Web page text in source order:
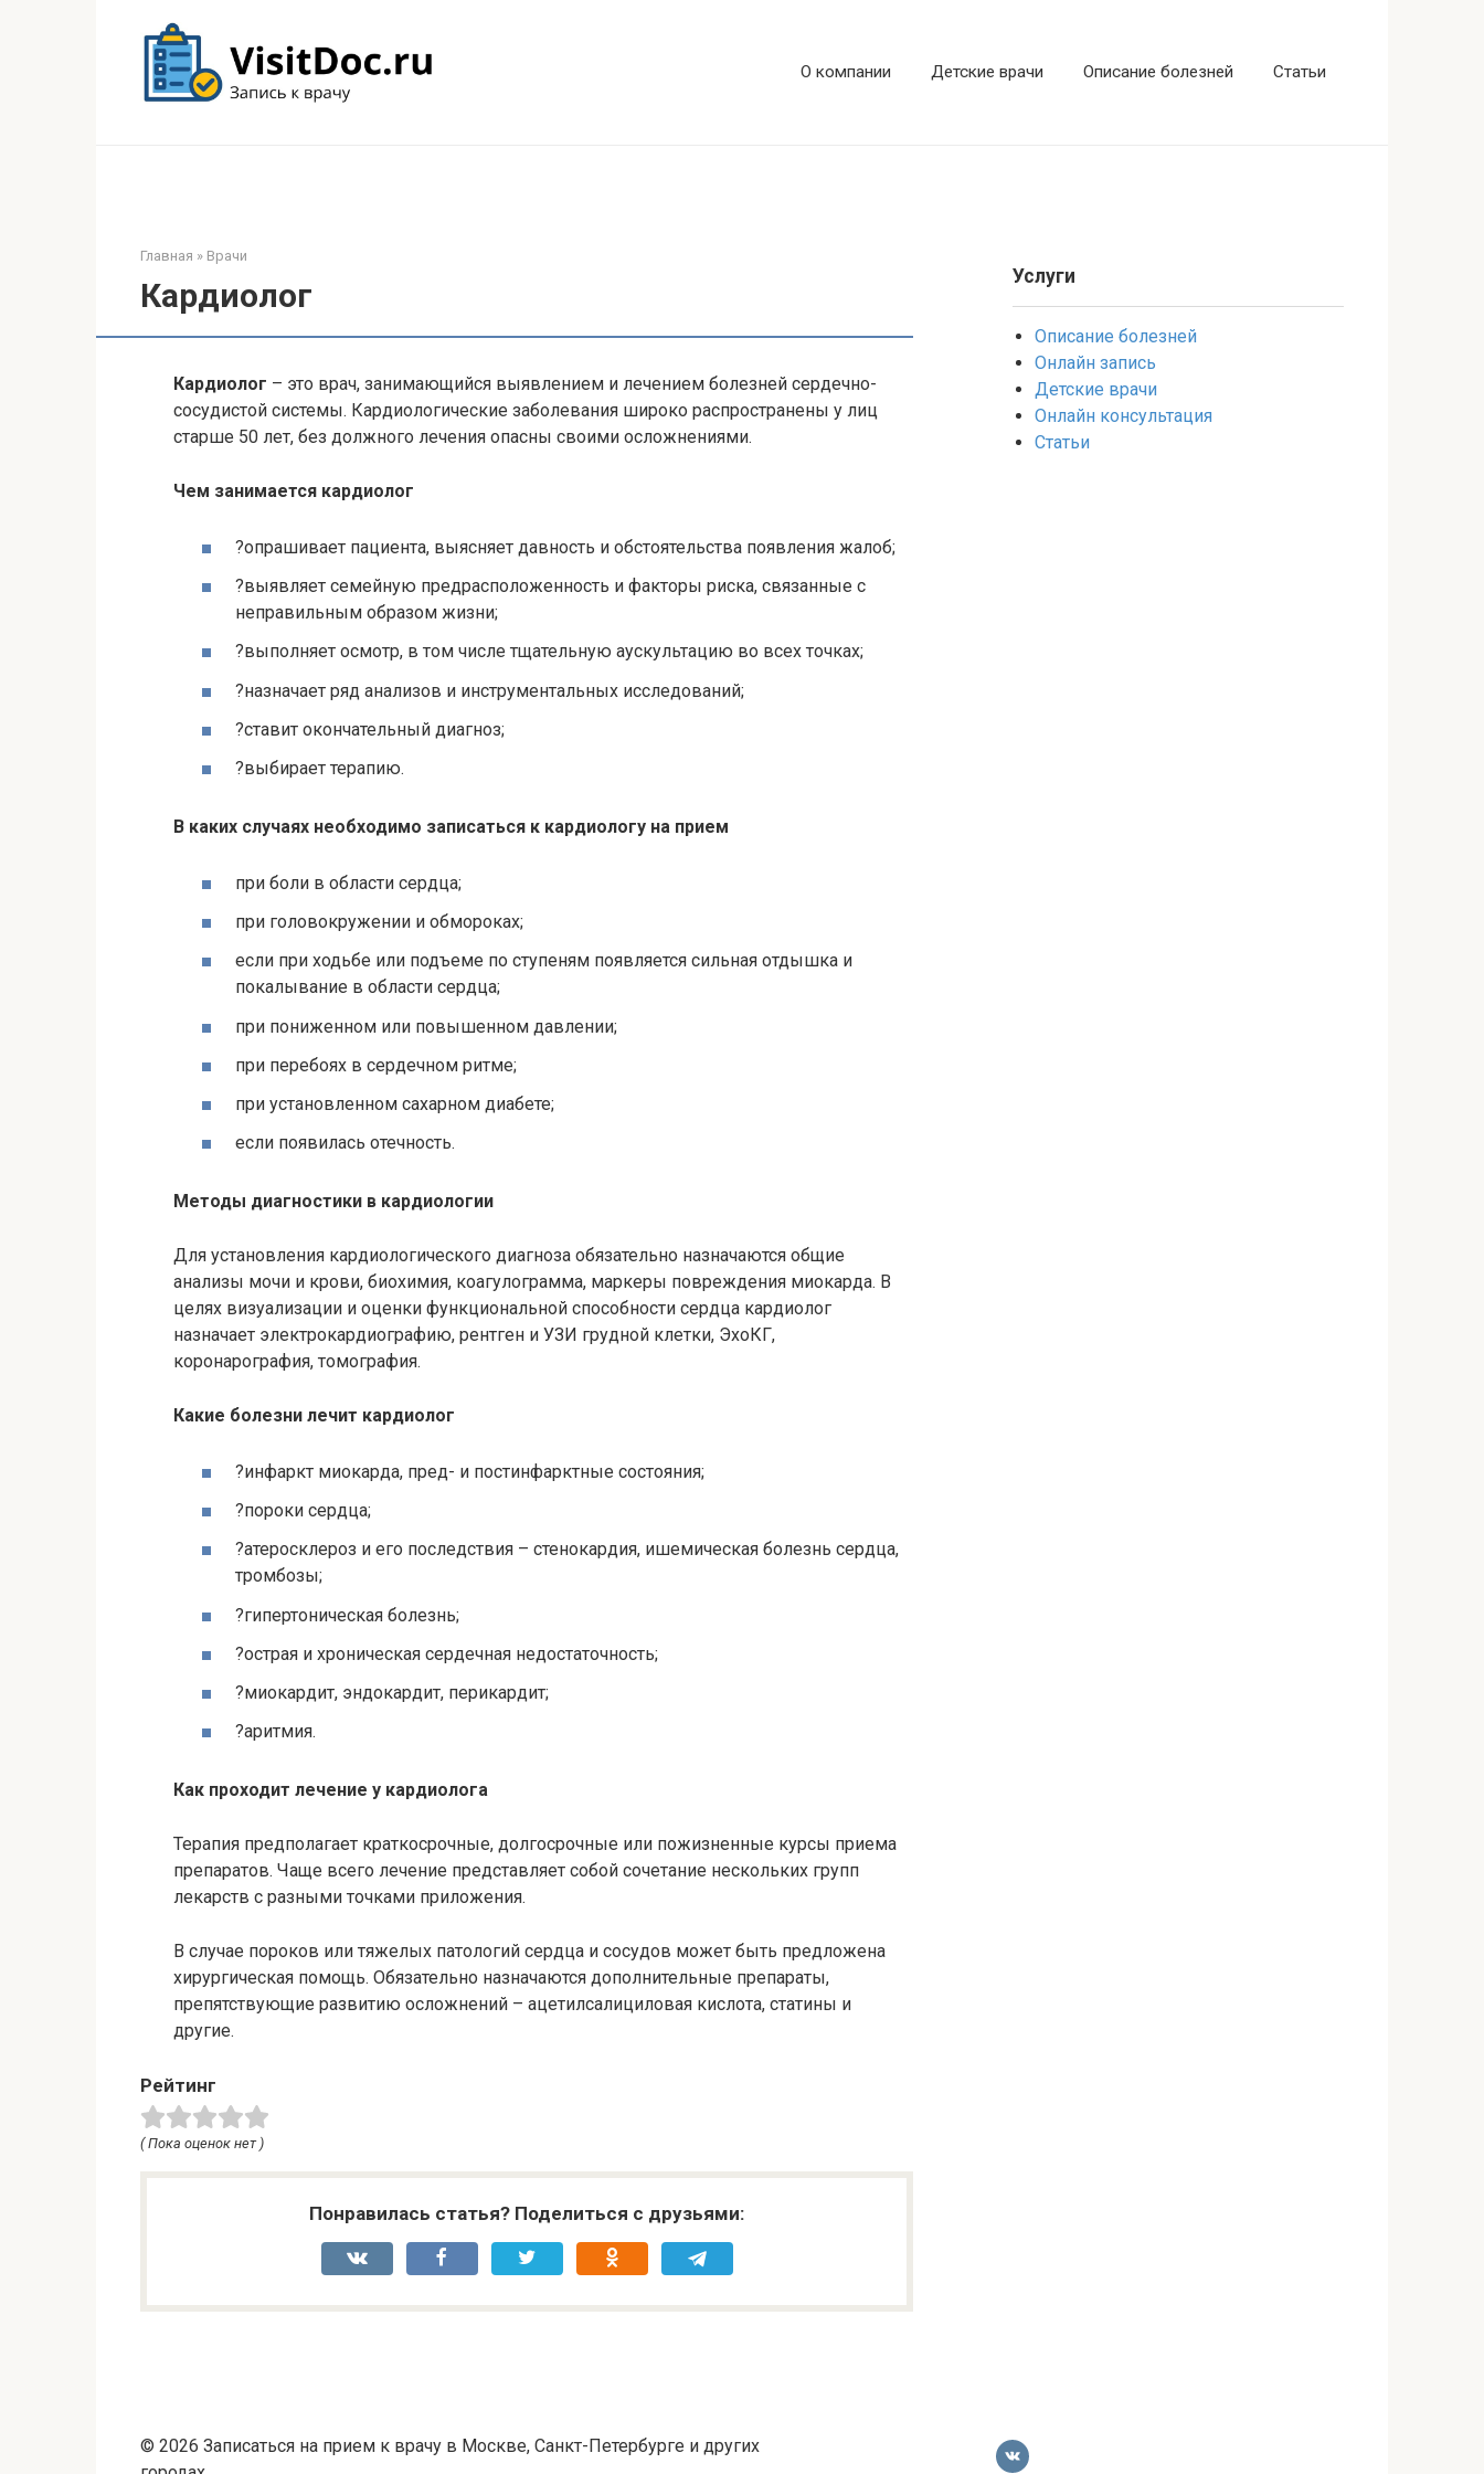
О компании Детские врачи Описание болезней Статьи
Главная » Врачи
Кардиолог
Кардиолог – это врач, занимающийся выявлением и лечением болезней сердечно-
сосудистой системы. Кардиологические заболевания широко распространены у лиц
старше 50 лет, без должного лечения опасны своими осложнениями.
Чем занимается кардиолог
?опрашивает пациента, выясняет давность и обстоятельства появления жалоб;
?выявляет семейную предрасположенность и факторы риска, связанные с
неправильным образом жизни;
?выполняет осмотр, в том числе тщательную аускультацию во всех точках;
?назначает ряд анализов и инструментальных исследований;
?ставит окончательный диагноз;
?выбирает терапию.
В каких случаях необходимо записаться к кардиологу на прием
при боли в области сердца;
при головокружении и обмороках;
если при ходьбе или подъеме по ступеням появляется сильная отдышка и
покалывание в области сердца;
при пониженном или повышенном давлении;
при перебоях в сердечном ритме;
при установленном сахарном диабете;
если появилась отечность.
Методы диагностики в кардиологии
Для установления кардиологического диагноза обязательно назначаются общие
анализы мочи и крови, биохимия, коагулограмма, маркеры повреждения миокарда. В
целях визуализации и оценки функциональной способности сердца кардиолог
назначает электрокардиографию, рентген и УЗИ грудной клетки, ЭхоКГ,
коронарография, томография.
Какие болезни лечит кардиолог
?инфаркт миокарда, пред- и постинфарктные состояния;
?пороки сердца;
?атеросклероз и его последствия – стенокардия, ишемическая болезнь сердца,
тромбозы;
?гипертоническая болезнь;
?острая и хроническая сердечная недостаточность;
?миокардит, эндокардит, перикардит;
?аритмия.
Как проходит лечение у кардиолога
Терапия предполагает краткосрочные, долгосрочные или пожизненные курсы приема
препаратов. Чаще всего лечение представляет собой сочетание нескольких групп
лекарств с разными точками приложения.
В случае пороков или тяжелых патологий сердца и сосудов может быть предложена
хирургическая помощь. Обязательно назначаются дополнительные препараты,
препятствующие развитию осложнений – ацетилсалициловая кислота, статины и
другие.
Рейтинг
( Пока оценок нет )
Понравилась статья? Поделиться с друзьями:
Услуги
Описание болезней
Онлайн запись
Детские врачи
Онлайн консультация
Статьи
© 2026 Записаться на прием к врачу в Москве, Санкт-Петербурге и других